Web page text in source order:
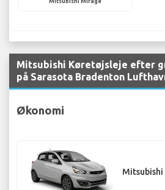
Mitsubishi Køretøjsleje efter
på Sarasota Bradenton
Økonomi